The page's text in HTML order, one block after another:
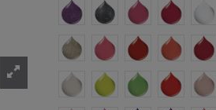
80s FlashyAtomic Bomb
You And MeWine Red
Shimmering Sand
Rose Island
Romeo E
Red
Matte Malindi FluoMalibu Fluo
Magic